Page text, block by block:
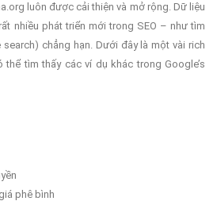
luôn được cải thiện và mở rộng. Dữ liệu
nhiều phát triển mới trong SEO – như tìm
chẳng hạn. Dưới đây là một vài rich
tìm thấy các ví dụ khác trong Google’s
phê bình